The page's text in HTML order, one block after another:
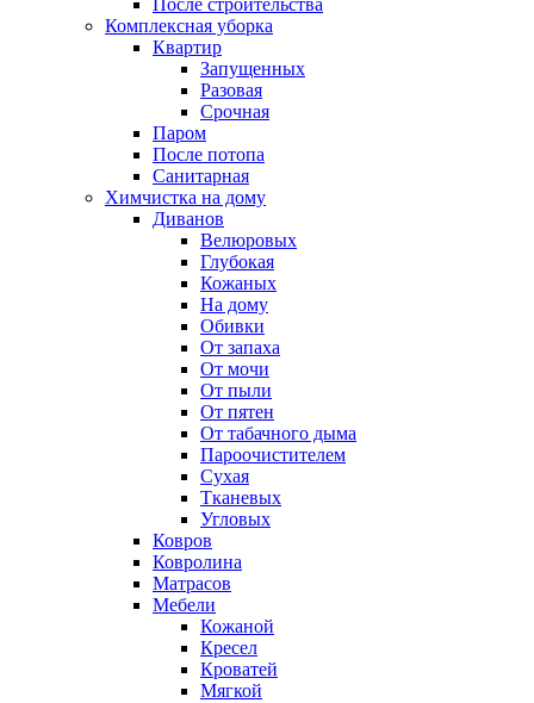
После строительства
Комплексная уборка
Квартир
Запущенных
Разовая
Срочная
Паром
После потопа
Санитарная
Химчистка на дому
Диванов
Велюровых
Глубокая
Кожаных
На дому
Обивки
От запаха
От мочи
От пыли
От пятен
От табачного дыма
Пароочистителем
Сухая
Тканевых
Угловых
Ковров
Ковролина
Матрасов
Мебели
Кожаной
Кресел
Кроватей
Мягкой